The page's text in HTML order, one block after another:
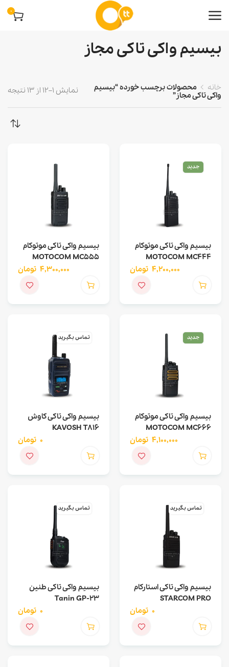
0
بیسیم واکی تاکی مجاز
خانه
محصولات برچسب خورده “بیسیم
واکی تاکی مجاز”
نمایش 1–12 از 13 نتیجه
جدید
بیسیم واکی تاکی موتوکام
MOTOCOM MC444
4,200,000 تومان
بیسیم واکی تاکی موتوکام
MOTOCOM MC555
4,300,000 تومان
جدید
بیسیم واکی تاکی موتوکام
MOTOCOM MC666
4,100,000 تومان
تماس بگیرید
بیسیم واکی تاکی کاوش
KAVOSH T816
0 تومان
تماس بگیرید
بیسیم واکی تاکی استارکام
STARCOM PRO
0 تومان
تماس بگیرید
بیسیم واکی تاکی طنین
Tanin GP-23
0 تومان